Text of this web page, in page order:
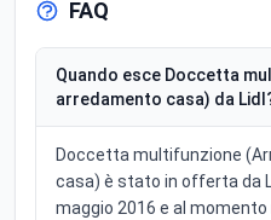
FAQ
Quando esce Doccetta
arredamento casa) da
Doccetta multifunzione
casa) è stato in offerta da
maggio 2016 e al momento